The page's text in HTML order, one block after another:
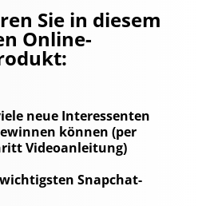
Sie in diesem
Online-
neue Interessenten
können (per
Videoanleitung)
Snapchat-